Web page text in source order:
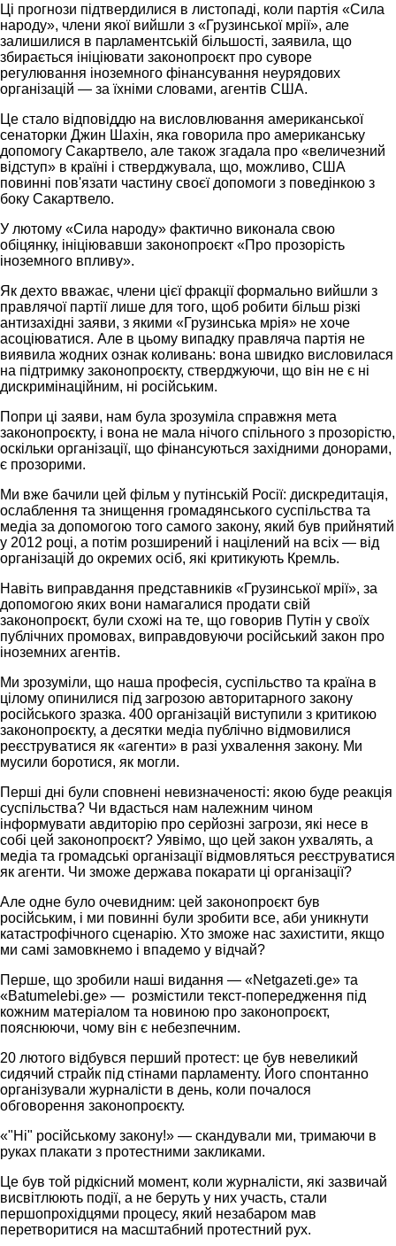
Ці прогнози підтвердилися в листопаді, коли партія «Сила
народу», члени якої вийшли з «Грузинської мрії», але
залишилися в парламентській більшості, заявила, що
збирається ініціювати законопроєкт про суворе
регулювання іноземного фінансування неурядових
організацій — за їхніми словами, агентів США.
Це стало відповіддю на висловлювання американської
сенаторки Джин Шахін, яка говорила про американську
допомогу Сакартвело, але також згадала про «величезний
відступ» в країні і стверджувала, що, можливо, США
повинні пов'язати частину своєї допомоги з поведінкою з
боку Сакартвело.
У лютому «Сила народу» фактично виконала свою
обіцянку, ініціювавши законопроєкт «Про прозорість
іноземного впливу».
Як дехто вважає, члени цієї фракції формально вийшли з
правлячої партії лише для того, щоб робити більш різкі
антизахідні заяви, з якими «Грузинська мрія» не хоче
асоціюватися. Але в цьому випадку правляча партія не
виявила жодних ознак коливань: вона швидко висловилася
на підтримку законопроєкту, стверджуючи, що він не є ні
дискримінаційним, ні російським.
Попри ці заяви, нам була зрозуміла справжня мета
законопроєкту, і вона не мала нічого спільного з прозорістю,
оскільки організації, що фінансуються західними донорами,
є прозорими.
Ми вже бачили цей фільм у путінській Росії: дискредитація,
ослаблення та знищення громадянського суспільства та
медіа за допомогою того самого закону, який був прийнятий
у 2012 році, а потім розширений і націлений на всіх — від
організацій до окремих осіб, які критикують Кремль.
Навіть виправдання представників «Грузинської мрії», за
допомогою яких вони намагалися продати свій
законопроєкт, були схожі на те, що говорив Путін у своїх
публічних промовах, виправдовуючи російський закон про
іноземних агентів.
Ми зрозуміли, що наша професія, суспільство та країна в
цілому опинилися під загрозою авторитарного закону
російського зразка. 400 організацій виступили з критикою
законопроєкту, а десятки медіа публічно відмовилися
реєструватися як «агенти» в разі ухвалення закону. Ми
мусили боротися, як могли.
Перші дні були сповнені невизначеності: якою буде реакція
суспільства? Чи вдасться нам належним чином
інформувати авдиторію про серйозні загрози, які несе в
собі цей законопроєкт? Уявімо, що цей закон ухвалять, а
медіа та громадські організації відмовляться реєструватися
як агенти. Чи зможе держава покарати ці організації?
Але одне було очевидним: цей законопроєкт був
російським, і ми повинні були зробити все, аби уникнути
катастрофічного сценарію. Хто зможе нас захистити, якщо
ми самі замовкнемо і впадемо у відчай?
Перше, що зробили наші видання — «Netgazeti.ge» та
«Batumelebi.ge» — розмістили текст-попередження під
кожним матеріалом та новиною про законопроєкт,
пояснюючи, чому він є небезпечним.
20 лютого відбувся перший протест: це був невеликий
сидячий страйк під стінами парламенту. Його спонтанно
організували журналісти в день, коли почалося
обговорення законопроєкту.
«"Ні" російському закону!» — скандували ми, тримаючи в
руках плакати з протестними закликами.
Це був той рідкісний момент, коли журналісти, які зазвичай
висвітлюють події, а не беруть у них участь, стали
першопрохідцями процесу, який незабаром мав
перетворитися на масштабний протестний рух.